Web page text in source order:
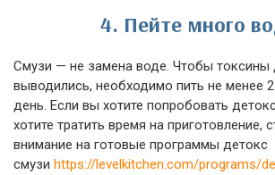
4. Пейте много
Смузи — не замена воде. Чтобы токсины
выводились, необходимо пить не менее
день. Если вы хотите попробовать
хотите тратить время на приготовление,
внимание на готовые программы детокс
смузи https://levelkitchen.com/programs/